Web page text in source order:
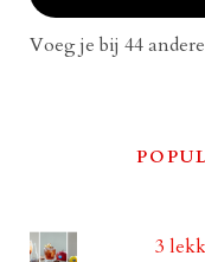
Voeg je bij 44
3